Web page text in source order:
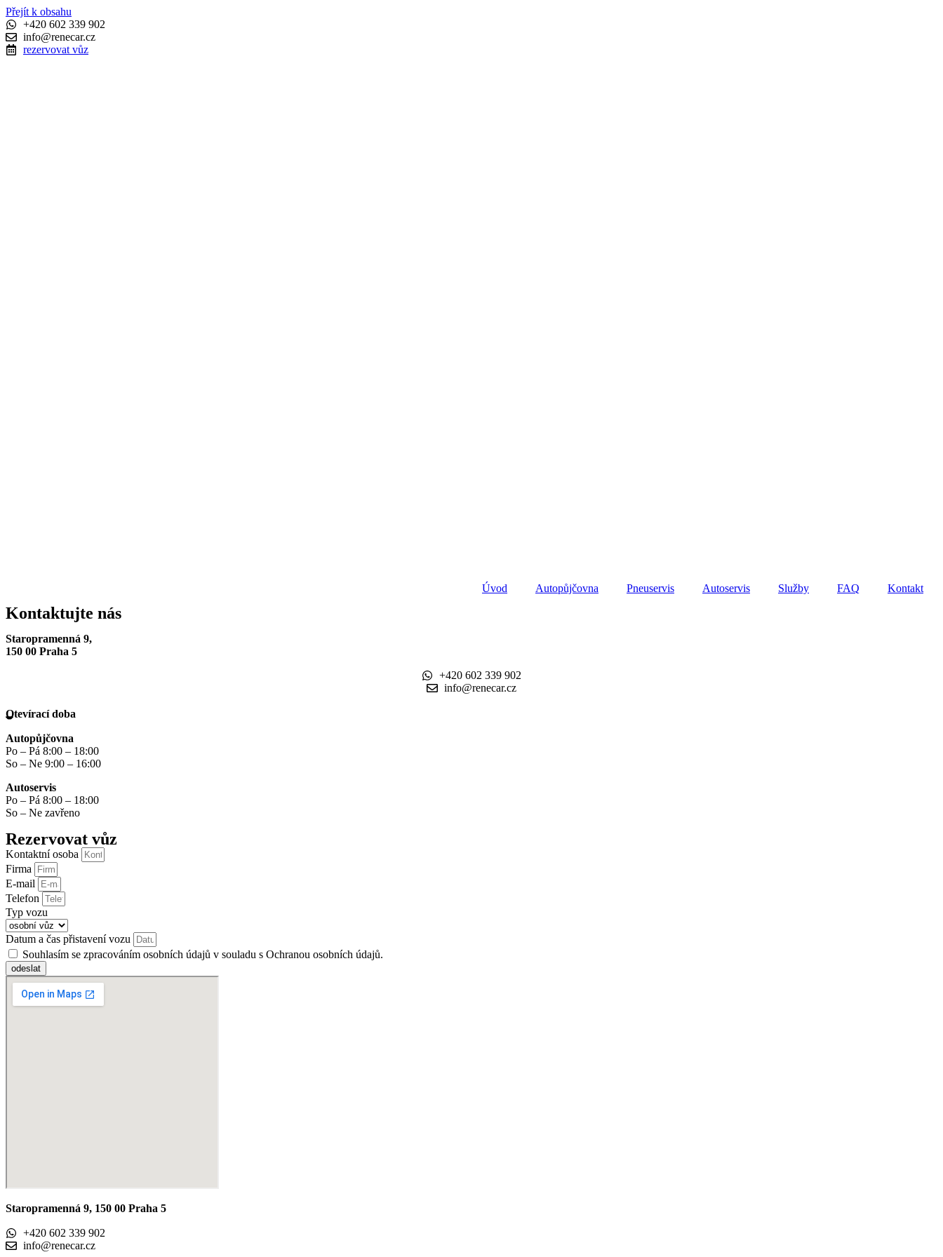
Přejít k obsahu
+420 602 339 902
info@renecar.cz
rezervovat vůz
Úvod Autopůjčovna Pneuservis Autoservis Služby FAQ Kontakt
Kontaktujte nás
Staropramenná 9,
150 00 Praha 5
+420 602 339 902
info@renecar.cz
Otevírací doba
Autopůjčovna
Po – Pá 8:00 – 18:00
So – Ne 9:00 – 16:00
Autoservis
Po – Pá 8:00 – 18:00
So – Ne zavřeno
Rezervovat vůz
Kontaktní osoba
Firma
E-mail
Telefon
Typ vozu
Datum a čas přistavení vozu
Souhlasím se zpracováním osobních údajů v souladu s Ochranou osobních údajů.
odeslat
Staropramenná 9, 150 00 Praha 5
+420 602 339 902
info@renecar.cz